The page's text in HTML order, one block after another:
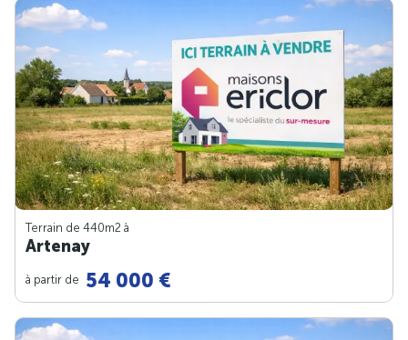
Terrain de 440m2 à
Artenay
à partir de 54 000 €